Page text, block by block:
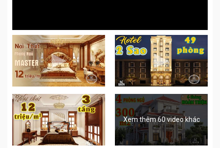
Xem thêm 60 video khác